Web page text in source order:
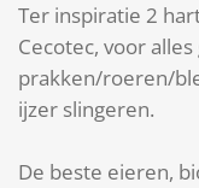
Ter inspiratie 2
Cecotec, voor
prakken/roeren/
ijzer slingeren.
De beste eieren,